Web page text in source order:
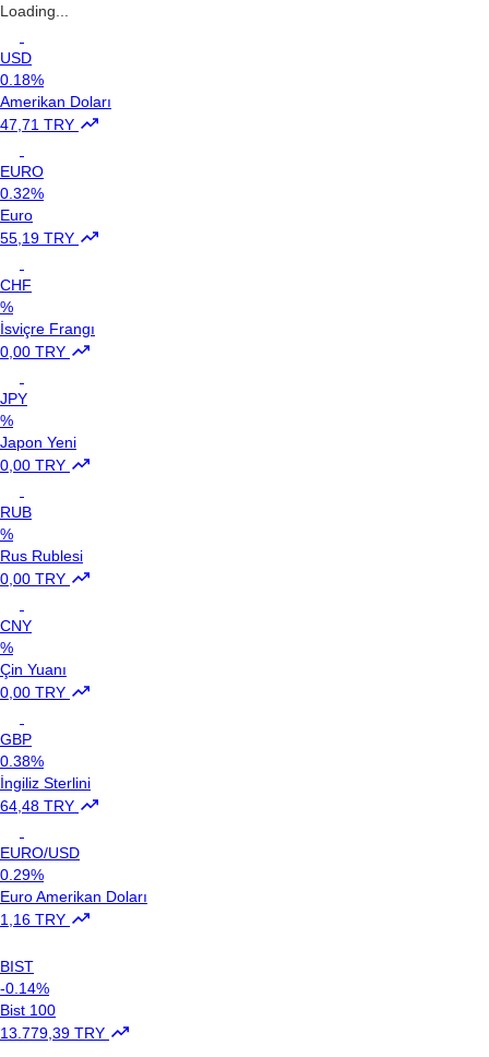
Loading...
USD
0.18%
Amerikan Doları
47,71 TRY
EURO
0.32%
Euro
55,19 TRY
CHF
%
İsviçre Frangı
0,00 TRY
JPY
%
Japon Yeni
0,00 TRY
RUB
%
Rus Rublesi
0,00 TRY
CNY
%
Çin Yuanı
0,00 TRY
GBP
0.38%
İngiliz Sterlini
64,48 TRY
EURO/USD
0.29%
Euro Amerikan Doları
1,16 TRY
BIST
-0.14%
Bist 100
13.779,39 TRY